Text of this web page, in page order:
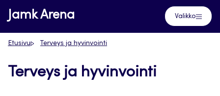
Siirry
suoraan
sisältöön
Jamk Arena Valikko
Etusivu Terveys ja hyvinvointi
Terveys ja hyvinvointi